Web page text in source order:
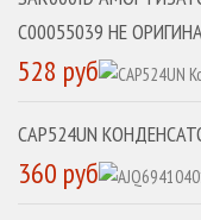
C00055039 НЕ
528 руб
CAP524UN
360 руб